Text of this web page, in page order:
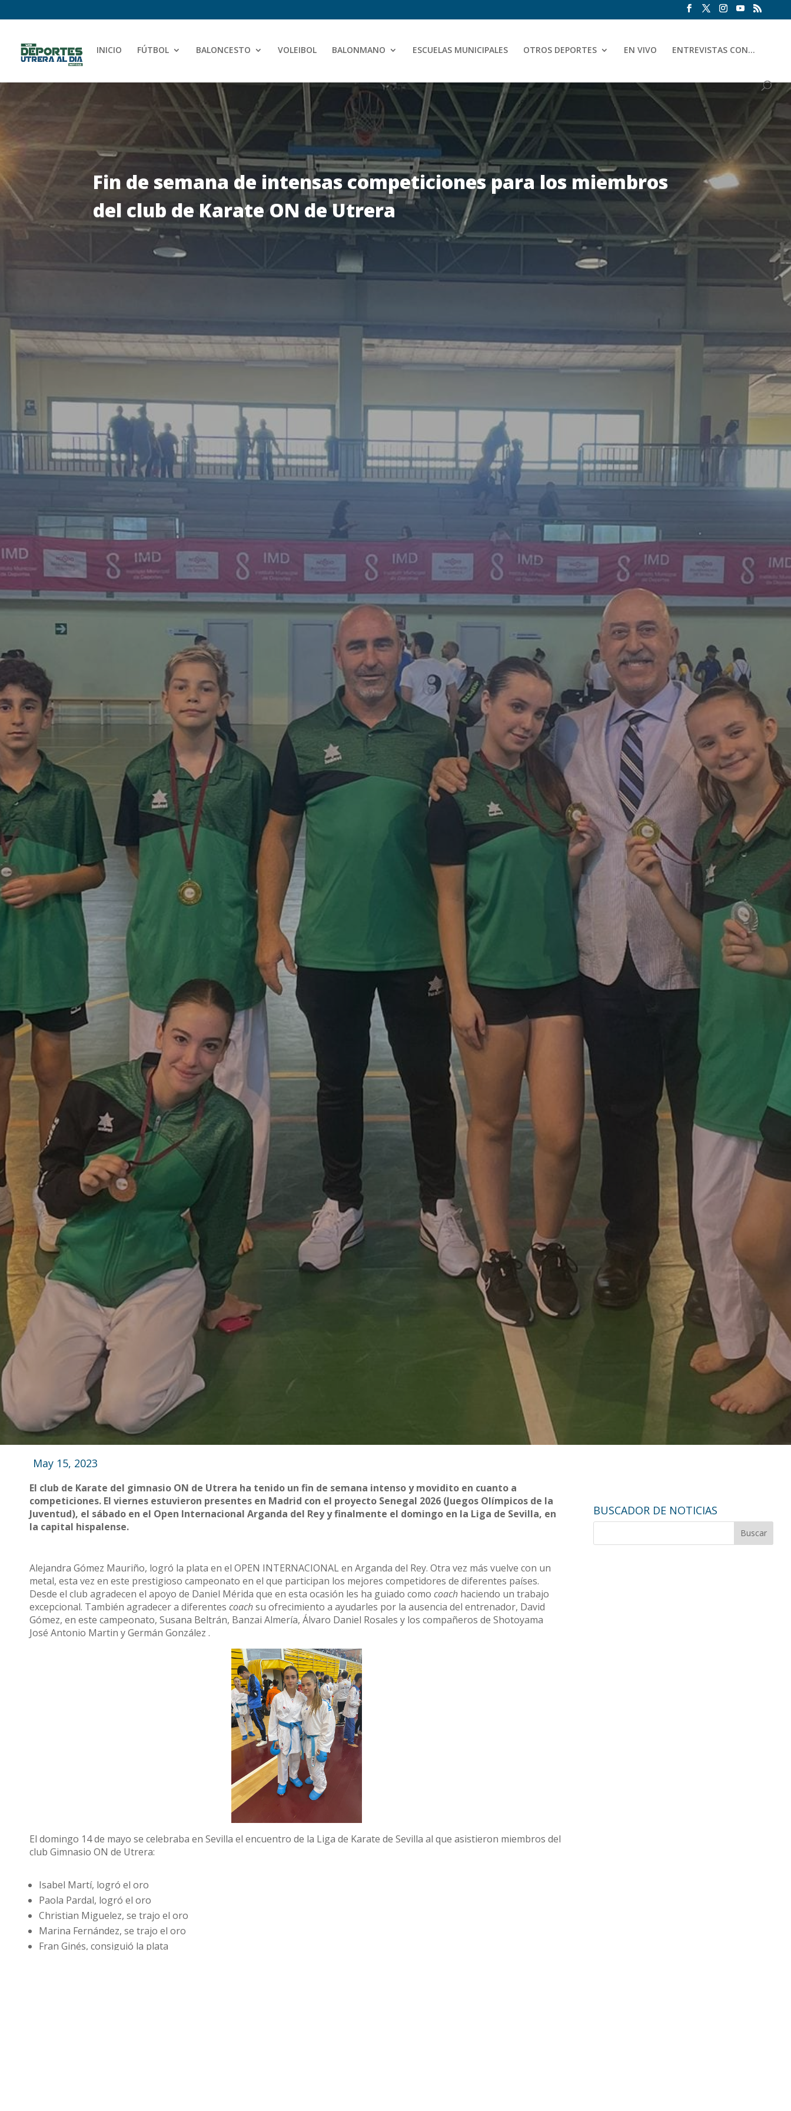
INICIO FÚTBOL BALONCESTO VOLEIBOL BALONMANO ESCUELAS MUNICIPALES OTROS DEPORTES EN VIVO ENTREVISTAS CON…
Fin de semana de intensas competiciones para los miembros
del club de Karate ON de Utrera
May 15, 2023
El club de Karate del gimnasio ON de Utrera ha tenido un fin de semana intenso y movidito en cuanto a
competiciones. El viernes estuvieron presentes en Madrid con el proyecto Senegal 2026 (Juegos Olímpicos de la
Juventud), el sábado en el Open Internacional Arganda del Rey y finalmente el domingo en la Liga de Sevilla, en
la capital hispalense.
Alejandra Gómez Mauriño, logró la plata en el OPEN INTERNACIONAL en Arganda del Rey. Otra vez más vuelve con un
metal, esta vez en este prestigioso campeonato en el que participan los mejores competidores de diferentes países.
Desde el club agradecen el apoyo de Daniel Mérida que en esta ocasión les ha guiado comocoach haciendo un trabajo
excepcional. También agradecer a diferentescoachsu ofrecimiento a ayudarles por la ausencia del entrenador, David
Gómez, en este campeonato, Susana Beltrán, Banzai Almería, Álvaro Daniel Rosales y los compañeros de Shotoyama
José Antonio Martin y Germán González .
El domingo 14 de mayo se celebraba en Sevilla el encuentro de la Liga de Karate de Sevilla al que asistieron miembros del
club Gimnasio ON de Utrera:
Isabel Martí, logró el oro
Paola Pardal, logró el oro
Christian Miguelez, se trajo el oro
Marina Fernández, se trajo el oro
Fran Ginés, consiguió la plata
BUSCADOR DE NOTICIAS